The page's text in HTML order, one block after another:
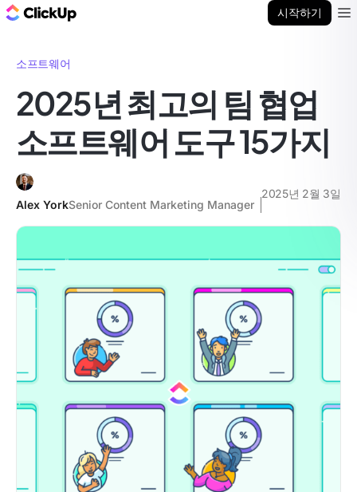
시작하기
소프트웨어
2025년 최고의 팀 협업
소프트웨어 도구 15가지
Alex YorkSenior Content Marketing Manager
2025년 2월 3일